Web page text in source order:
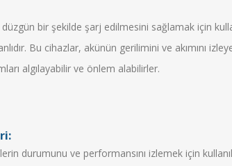
bir şekilde şarj edilmesini sağlamak için
Bu cihazlar, akünün gerilimini ve akımını
algılayabilir ve önlem alabilirler.
durumunu ve performansını izlemek için